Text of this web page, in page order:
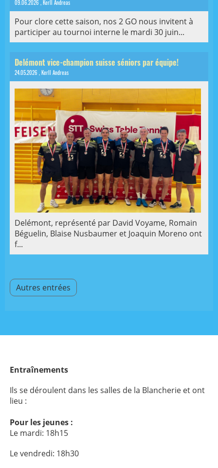
09.06.2026 , Kerll Andreas
Pour clore cette saison, nos 2 GO nous invitent à
participer au tournoi interne le mardi 30 juin...
Delémont vice-champion suisse séniors par équipe!
24.05.2026 , Kerll Andreas
Delémont, représenté par David Voyame, Romain
Béguelin, Blaise Nusbaumer et Joaquin Moreno ont
f...
Autres entrées
Entraînements
Ils se déroulent dans les salles de la Blancherie et ont
lieu :
Pour les jeunes :
Le mardi: 18h15
Le vendredi: 18h30